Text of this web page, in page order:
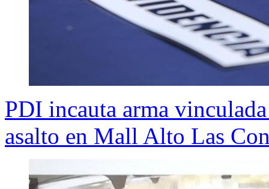
PDI incauta arma
asalto en Mall Alto Las